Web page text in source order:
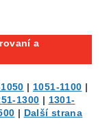
a
| 1051-1100 |
1300 | 1301-
| Další strana